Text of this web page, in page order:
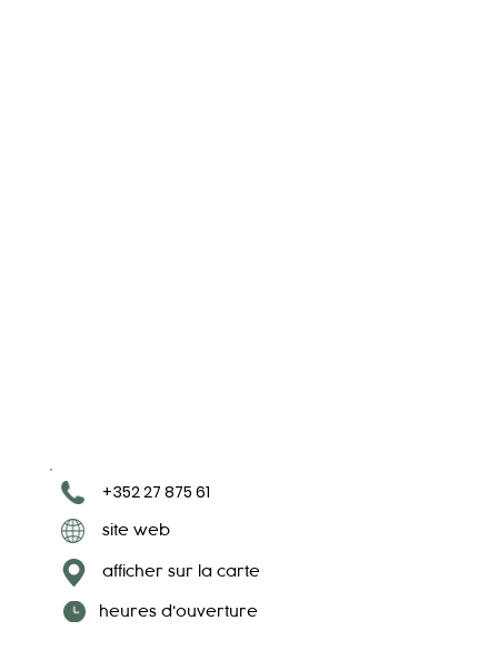
+352 27 875 61
site web
afficher sur la carte
heures d'ouverture